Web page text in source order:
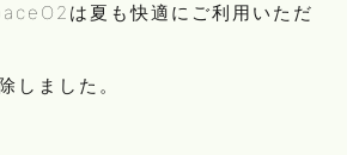
は夏も快適にご利用いただ
しました。